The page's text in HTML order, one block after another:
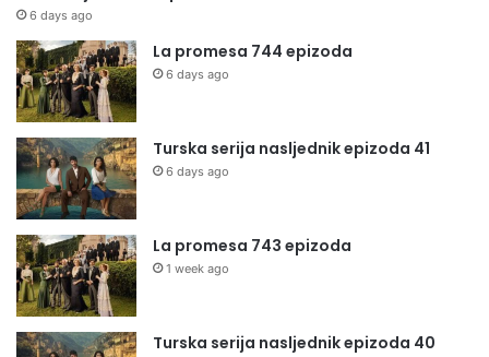
6 days ago
La promesa 744 epizoda
6 days ago
Turska serija nasljednik epizoda 41
6 days ago
La promesa 743 epizoda
1 week ago
Turska serija nasljednik epizoda 40